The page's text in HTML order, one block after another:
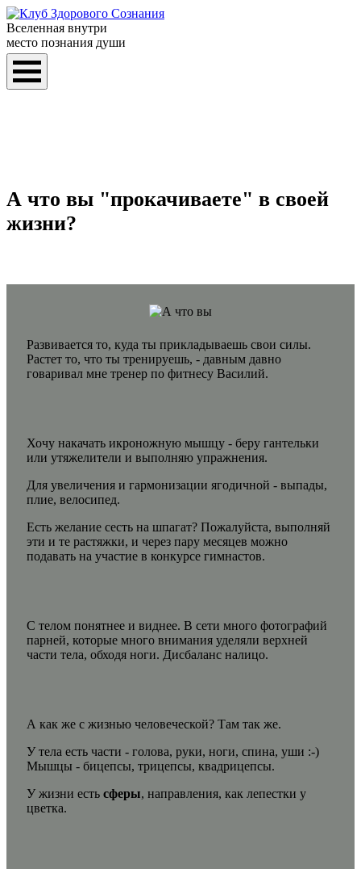
Вселенная внутри
место познания души
А что вы "прокачиваете" в своей
жизни?
Развивается то, куда ты прикладываешь свои силы.
Растет то, что ты тренируешь, - давным давно
говаривал мне тренер по фитнесу Василий.
Хочу накачать икроножную мышцу - беру гантельки
или утяжелители и выполняю упражнения.
Для увеличения и гармонизации ягодичной - выпады,
плие, велосипед.
Есть желание сесть на шпагат? Пожалуйста, выполняй
эти и те растяжки, и через пару месяцев можно
подавать на участие в конкурсе гимнастов.
С телом понятнее и виднее. В сети много фотографий
парней, которые много внимания уделяли верхней
части тела, обходя ноги. Дисбаланс налицо.
А как же с жизнью человеческой? Там так же.
У тела есть части - голова, руки, ноги, спина, уши :-)
Мышцы - бицепсы, трицепсы, квадрицепсы.
У жизни есть сферы, направления, как лепестки у
цветка.